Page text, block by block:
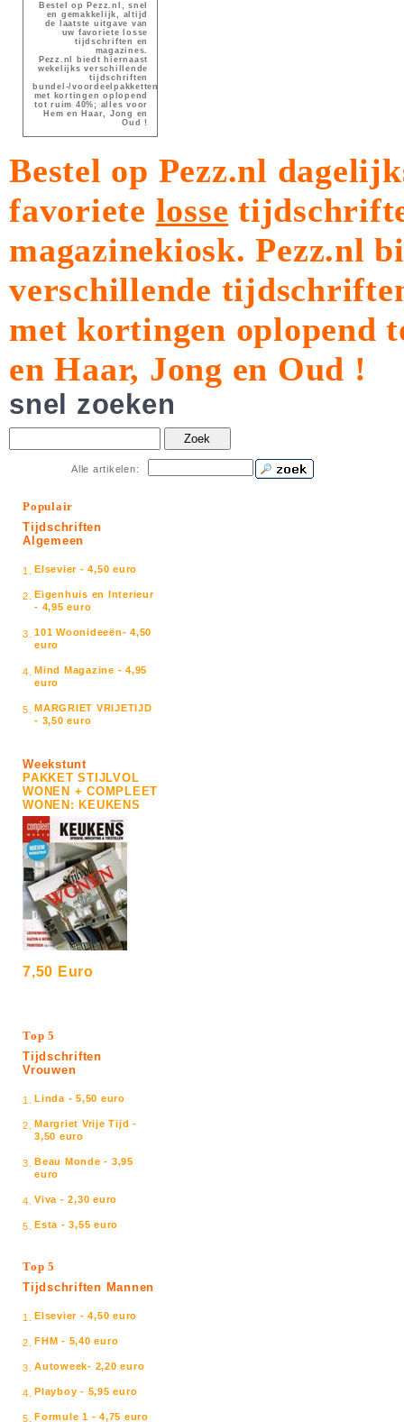
Bestel op Pezz.nl, snel
en gemakkelijk, altijd
de laatste uitgave van
uw favoriete losse
tijdschriften en
magazines.
Pezz.nl biedt hiernaast
wekelijks verschillende
tijdschriften
bundel-/voordeelpakketten
met kortingen oplopend
tot ruim 40%; alles voor
Hem en Haar, Jong en
Oud !
Bestel op Pezz.nl
favoriete losse
magazinekiosk.Pezz.nl
verschillende
met kortingen oplopend
en Haar, Jong en Oud !
snel zoeken
Zoek
Alle artikelen:
Populair
Tijdschriften
Algemeen
1. Elsevier - 4,50 euro
2. Eigenhuis en Interieur
- 4,95 euro
3. 101 Woonideeën- 4,50
euro
4. Mind Magazine - 4,95
euro
5. MARGRIET VRIJETIJD
- 3,50 euro
Weekstunt
PAKKET STIJLVOL
WONEN + COMPLEET
WONEN: KEUKENS
7,50 Euro
Top 5
Tijdschriften
Vrouwen
1. Linda - 5,50 euro
2. Margriet Vrije Tijd -
3,50 euro
3. Beau Monde - 3,95
euro
4. Viva - 2,30 euro
5. Esta - 3,55 euro
Top 5
Tijdschriften Mannen
1. Elsevier - 4,50 euro
2. FHM - 5,40 euro
3. Autoweek- 2,20 euro
4. Playboy - 5,95 euro
5. Formule 1 - 4,75 euro